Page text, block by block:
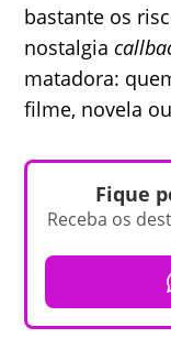
bastante os
nostalgia
matadora:
filme, novela
Fique
Receba os